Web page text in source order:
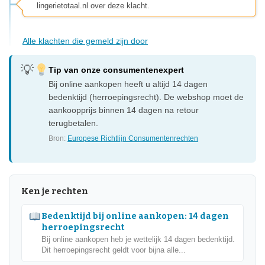
lingerietotaal.nl over deze klacht.
Alle klachten die gemeld zijn door
Tip van onze consumentenexpert
Bij online aankopen heeft u altijd 14 dagen
bedenktijd (herroepingsrecht). De webshop moet de
aankoopprijs binnen 14 dagen na retour
terugbetalen.
Bron: Europese Richtlijn Consumentenrechten
Ken je rechten
Bedenktijd bij online aankopen: 14 dagen
herroepingsrecht
Bij online aankopen heb je wettelijk 14 dagen bedenktijd.
Dit herroepingsrecht geldt voor bijna alle...